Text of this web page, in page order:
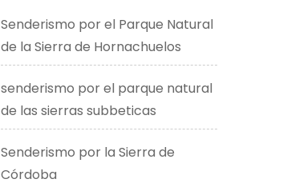
Senderismo por el Parque Natural
de la Sierra de Hornachuelos
senderismo por el parque natural
de las sierras subbeticas
Senderismo por la Sierra de
Córdoba